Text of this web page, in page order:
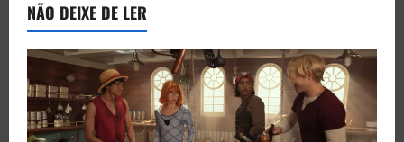
NÃO DEIXE DE LER